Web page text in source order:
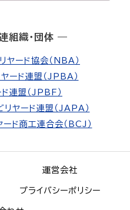
組織・団体 ―
ード協会（NBA）
ード連盟（JPBA）
連盟（JPBF）
リヤード連盟（JAPA）
ド商工連合会（BCJ）
運営会社
プライバシーポリシー